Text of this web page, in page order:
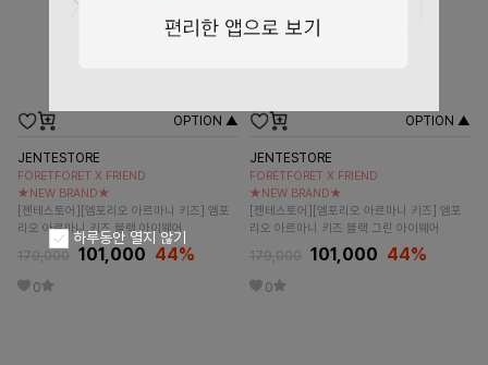
OPTION ▲
JENTESTORE
FORETFORET X FRIEND
★NEW BRAND★
[젠테스토어][엠포리오 아르마니 키즈] 엠포
리오 아르마니 키즈 블랙 아이웨어
179,000 101,000 44%
0
OPTION ▲
JENTESTORE
FORETFORET X FRIEND
★NEW BRAND★
[젠테스토어][엠포리오 아르마니 키즈] 엠포
리오 아르마니 키즈 블랙 그린 아이웨어
179,000 101,000 44%
0
하루동안 열지 않기